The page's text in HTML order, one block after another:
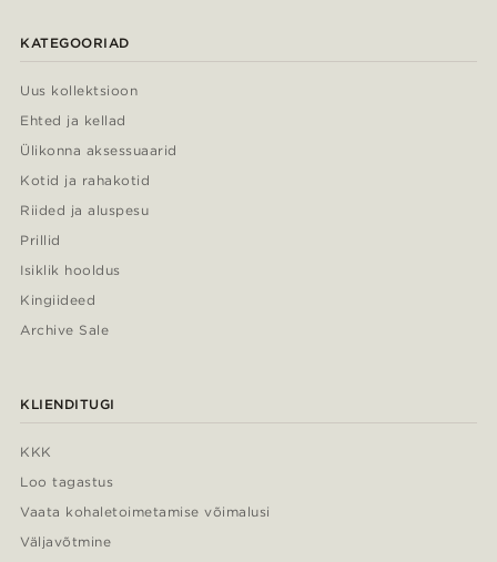
KATEGOORIAD
Uus kollektsioon
Ehted ja kellad
Ülikonna aksessuaarid
Kotid ja rahakotid
Riided ja aluspesu
Prillid
Isiklik hooldus
Kingiideed
Archive Sale
KLIENDITUGI
KKK
Loo tagastus
Vaata kohaletoimetamise võimalusi
Väljavõtmine